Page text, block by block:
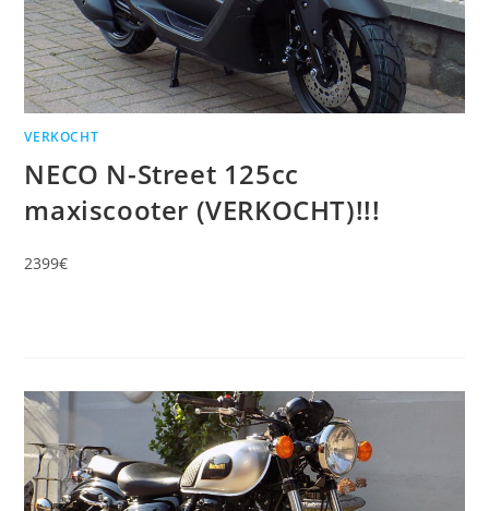
VERKOCHT
NECO N-Street 125cc
maxiscooter (VERKOCHT)!!!
2399€